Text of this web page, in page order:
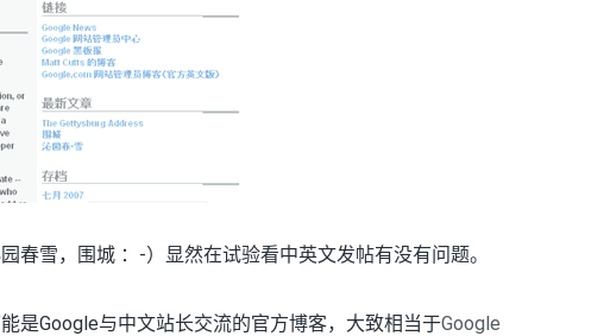
春雪，围城 ：-）显然在试验看中英文发帖有没有问题。
是Google与中文站长交流的官方博客，大致相当于Google